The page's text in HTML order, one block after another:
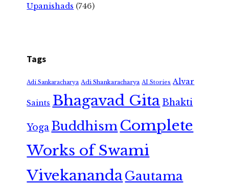
Upanishads (746)
Tags
Adi Sankaracharya Adi Shankaracharya AI Stories Alvar
Saints Bhagavad GitaBhakti
Yoga Buddhism Complete
Works of Swami
VivekanandaGautama